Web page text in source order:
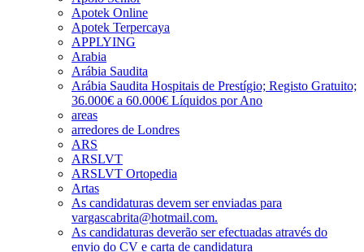
Apotek Online
Apotek Terpercaya
APPLYING
Arabia
Arábia Saudita
Arábia Saudita Hospitais de Prestígio; Registo Gratuito;
36.000€ a 60.000€ Líquidos por Ano
areas
arredores de Londres
ARS
ARSLVT
ARSLVT Ortopedia
Artas
As candidaturas devem ser enviadas para
vargascabrita@hotmail.com.
As candidaturas deverão ser efectuadas através do
envio do CV e carta de candidatura